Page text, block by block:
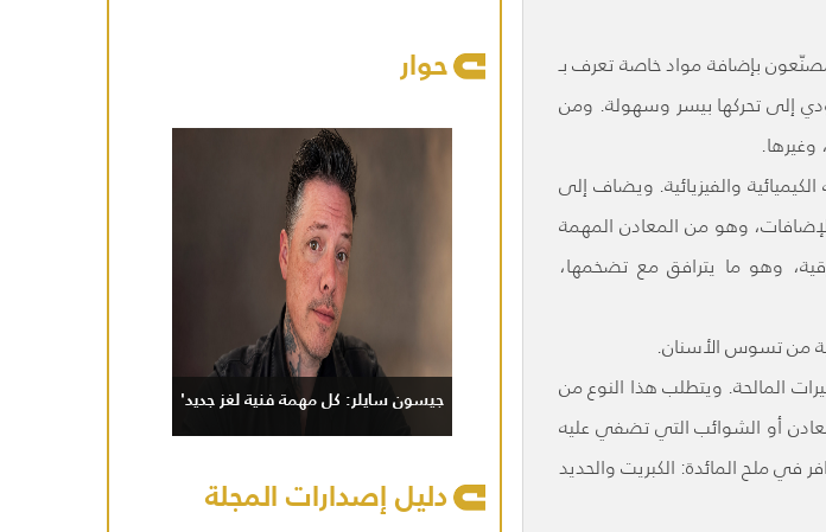
بإضافة مواد خاصة تعرف بـ
إلى تحركها بيسر وسهولة. ومن
وغيرها.
والفيزيائية. ويضاف إلى
وهو من المعادن المهمة
وهو ما يترافق مع تضخمها،
من تسوس الأسنان.
المالحة. ويتطلب هذا النوع من
أو الشوائب التي تضفي عليه
في ملح المائدة: الكبريت والحديد
حوار
جيسون سايلر: كل مهمة فنية لغز جديد'
دليل إصدارات المجلة